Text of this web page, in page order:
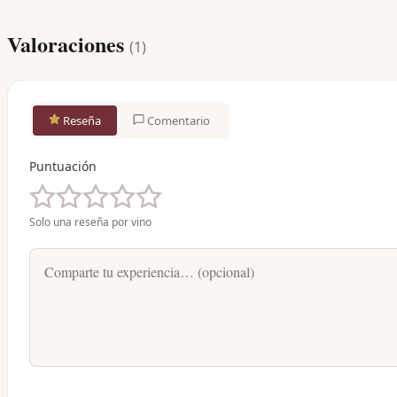
Valoraciones (1)
Reseña Comentario
Puntuación
Solo una reseña por vino